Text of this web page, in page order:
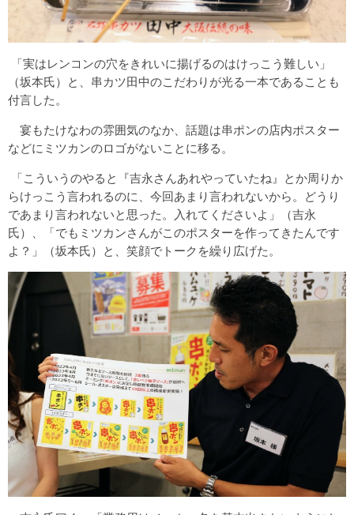
「実はレンコンの穴をきれいに揚げるのはけっこう難しい」
（坂本氏）と、串カツ田中のこだわりが光る一本であることも
付言した。
宴もたけなわの雰囲気のなか、話題は串ポンの店内ポスター
などにミツカンのロゴがないことに移る。
「こういうのやると『吉永さんあれやっていたね』とか周りか
らけっこう言われるのに、今回あまり言われないから。どうり
であまり言われないと思った。入れてくださいよ」（吉永
氏）、「でもミツカンさんがこのポスターを作ってきたんです
よ？」（坂本氏）と、笑顔でトークを繰り広げた。